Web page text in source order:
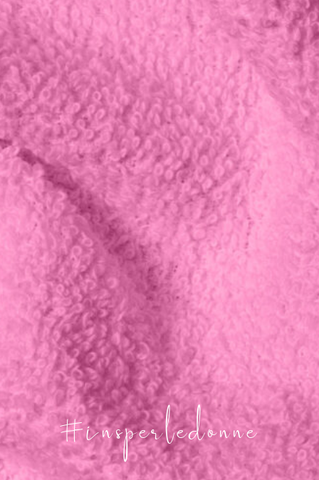
#insperledonne